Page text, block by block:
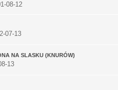
08-12
07-13
NA SLASKU (KNURÓW)
13